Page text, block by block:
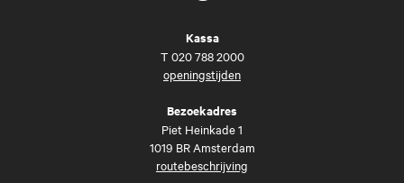
Kassa
T 020 788 2000
openingstijden
Bezoekadres
Piet Heinkade 1
1019 BR Amsterdam
routebeschrijving